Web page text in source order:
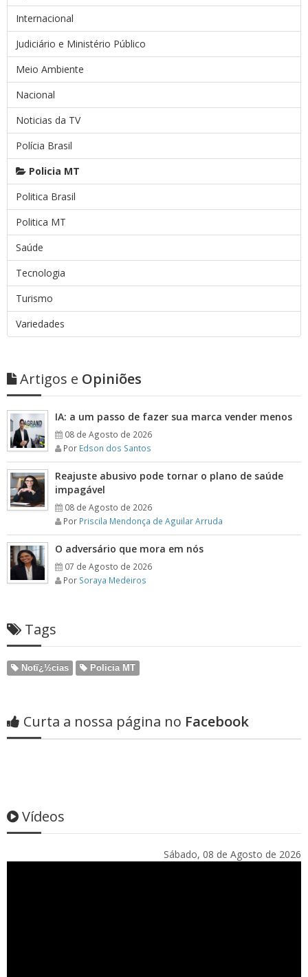
Internacional
Judiciário e Ministério Público
Meio Ambiente
Nacional
Noticias da TV
Polícia Brasil
Policia MT
Politica Brasil
Politica MT
Saúde
Tecnologia
Turismo
Variedades
Artigos e Opiniões
IA: a um passo de fazer sua marca vender menos
08 de Agosto de 2026
Por Edson dos Santos
Reajuste abusivo pode tornar o plano de saúde
impagável
08 de Agosto de 2026
Por Priscila Mendonça de Aguilar Arruda
O adversário que mora em nós
07 de Agosto de 2026
Por Soraya Medeiros
Tags
Notï¿½cias Policia MT
Curta a nossa página no Facebook
Vídeos
Sábado, 08 de Agosto de 2026